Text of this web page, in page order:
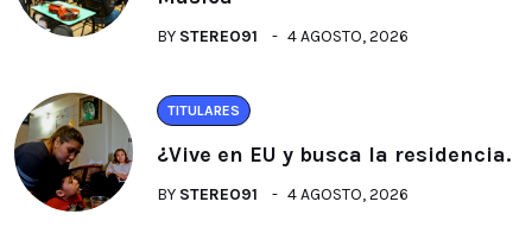
BY STEREO91 4 AGOSTO, 2026
TITULARES
¿Vive en EU y busca la residencia.
BY STEREO91 4 AGOSTO, 2026